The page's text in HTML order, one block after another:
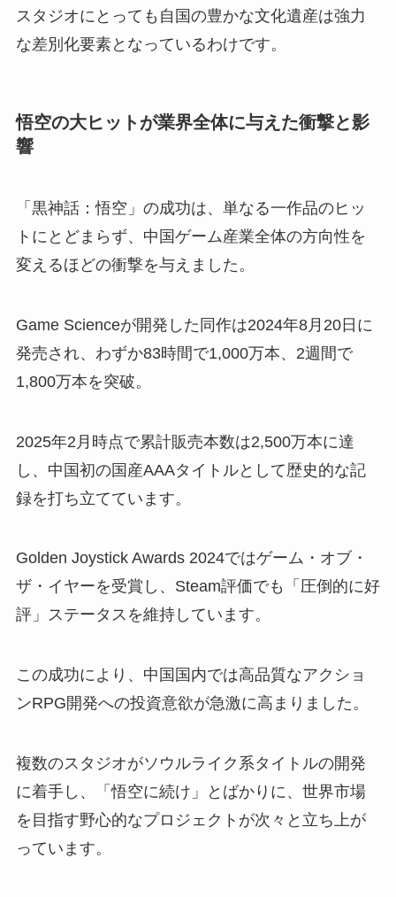
スタジオにとっても自国の豊かな文化遺産は強力
な差別化要素となっているわけです。
悟空の大ヒットが業界全体に与えた衝撃と影
響
「黒神話：悟空」の成功は、単なる一作品のヒッ
トにとどまらず、中国ゲーム産業全体の方向性を
変えるほどの衝撃を与えました。
Game Scienceが開発した同作は2024年8月20日に
発売され、わずか83時間で1,000万本、2週間で
1,800万本を突破。
2025年2月時点で累計販売本数は2,500万本に達
し、中国初の国産AAAタイトルとして歴史的な記
録を打ち立てています。
Golden Joystick Awards 2024ではゲーム・オブ・
ザ・イヤーを受賞し、Steam評価でも「圧倒的に好
評」ステータスを維持しています。
この成功により、中国国内では高品質なアクショ
ンRPG開発への投資意欲が急激に高まりました。
複数のスタジオがソウルライク系タイトルの開発
に着手し、「悟空に続け」とばかりに、世界市場
を目指す野心的なプロジェクトが次々と立ち上が
っています。